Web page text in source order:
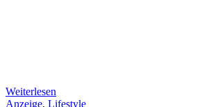
Weiterlesen
Anzeige, Lifestyle